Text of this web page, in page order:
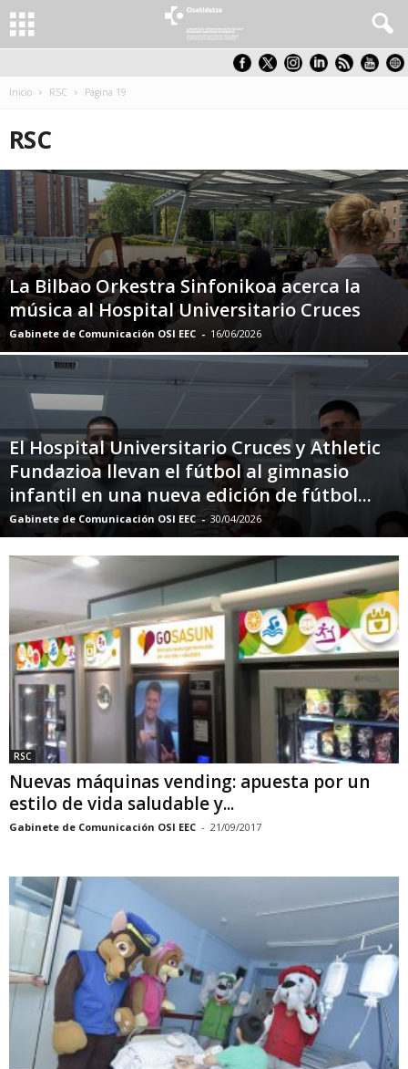
Inicio RSC Página 19
RSC
La Bilbao Orkestra Sinfonikoa acerca la
música al Hospital Universitario Cruces
Gabinete de Comunicación OSI EEC - 16/06/2026
El Hospital Universitario Cruces y Athletic
Fundazioa llevan el fútbol al gimnasio
infantil en una nueva edición de fútbol...
Gabinete de Comunicación OSI EEC - 30/04/2026
RSC
Nuevas máquinas vending: apuesta por un
estilo de vida saludable y...
Gabinete de Comunicación OSI EEC - 21/09/2017